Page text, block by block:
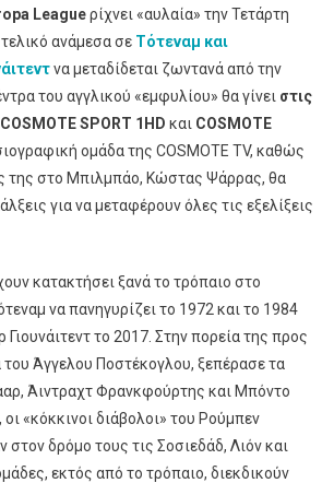
Τελικός
Europa
Κάνει
«σέντρα»
Leagueρίχνει «αυλαία» την Τετάρτη
ανάμεσα σε Τότεναμ και
να μεταδίδεται ζωντανά από την
του αγγλικού «εμφυλίου» θα γίνει στις
COSMOTESPORT 1 HD και COSMOTE
ομάδα της COSMOTE TV, καθώς
της στο Μπιλμπάο, Κώστας Ψάρρας, θα
για να μεταφέρουν όλες τις εξελίξεις
κατακτήσει ξανά το τρόπαιο στο
να πανηγυρίζει το 1972 και το 1984
το 2017. Στην πορεία της προς
του Άγγελου Ποστέκογλου, ξεπέρασε τα
Άιντραχτ Φρανκφούρτης και Μπόντο
οι «κόκκινοι διάβολοι» του Ρούμπεν
στον δρόμο τους τις Σοσιεδάδ, Λιόν και
εκτός από το τρόπαιο, διεκδικούν